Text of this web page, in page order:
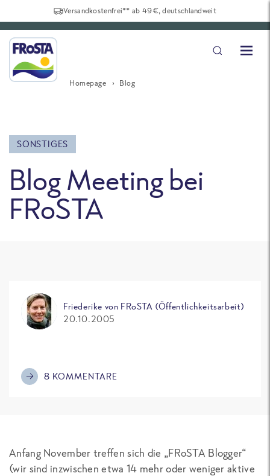
Versandkostenfrei** ab 49€, deutschlandweit
Homepage Blog
SONSTIGES
Blog Meeting bei
FRoSTA
Friederike von FRoSTA (Öffentlichkeitsarbeit)
20.10.2005
8 KOMMENTARE
Anfang November treffen sich die „FRoSTA Blogger“
(wir sind inzwischen etwa 14 mehr oder weniger aktive